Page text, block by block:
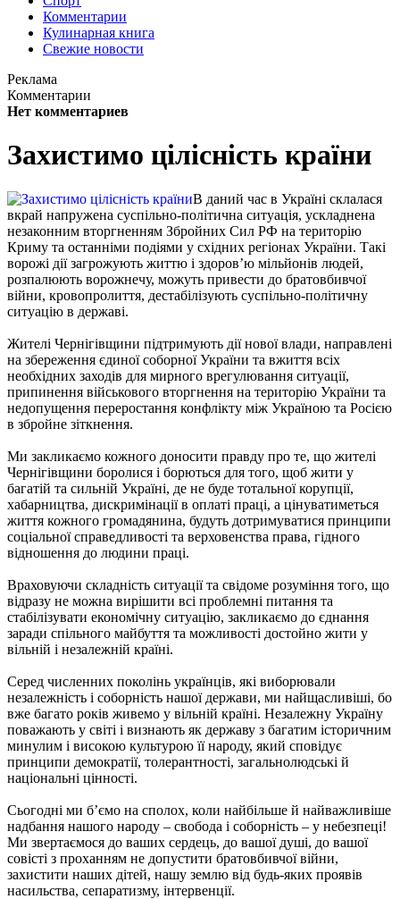
Комментарии
Кулинарная книга
Свежие новости
Реклама
Комментарии
Нет комментариев
Захистимо цілісність країни
В даний час в Україні склалася
вкрай напружена суспільно-політична ситуація, ускладнена
незаконним вторгненням Збройних Сил РФ на територію
Криму та останніми подіями у східних регіонах України. Такі
ворожі дії загрожують життю і здоров’ю мільйонів людей,
розпалюють ворожнечу, можуть привести до братовбивчої
війни, кровопролиття, дестабілізують суспільно-політичну
ситуацію в державі.
Жителі Чернігівщини підтримують дії нової влади, направлені
на збереження єдиної соборної України та вжиття всіх
необхідних заходів для мирного врегулювання ситуації,
припинення військового вторгнення на територію України та
недопущення переростання конфлікту між Україною та Росією
в збройне зіткнення.
Ми закликаємо кожного доносити правду про те, що жителі
Чернігівщини боролися і борються для того, щоб жити у
багатій та сильній Україні, де не буде тотальної корупції,
хабарництва, дискримінації в оплаті праці, а цінуватиметься
життя кожного громадянина, будуть дотримуватися принципи
соціальної справедливості та верховенства права, гідного
відношення до людини праці.
Враховуючи складність ситуації та свідоме розуміння того, що
відразу не можна вирішити всі проблемні питання та
стабілізувати економічну ситуацію, закликаємо до єднання
заради спільного майбуття та можливості достойно жити у
вільній і незалежній країні.
Серед численних поколінь українців, які виборювали
незалежність і соборність нашої держави, ми найщасливіші, бо
вже багато років живемо у вільній країні. Незалежну Україну
поважають у світі і визнають як державу з багатим історичним
минулим і високою культурою її народу, який сповідує
принципи демократії, толерантності, загальнолюдські й
національні цінності.
Сьогодні ми б’ємо на сполох, коли найбільше й найважливіше
надбання нашого народу – свобода і соборність – у небезпеці!
Ми звертаємося до ваших сердець, до вашої душі, до вашої
совісті з проханням не допустити братовбивчої війни,
захистити наших дітей, нашу землю від будь-яких проявів
насильства, сепаратизму, інтервенції.